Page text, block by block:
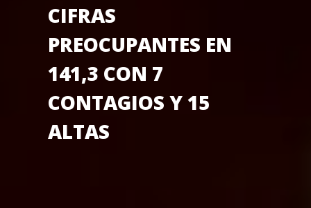
CIFRAS
PREOCUPANTES EN
141,3 CON 7
CONTAGIOS Y 15
ALTAS